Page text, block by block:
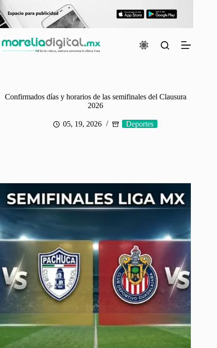
al
contenido
Confirmados días y horarios de las semifinales del Clausura
2026
05, 19, 2026 Deportes